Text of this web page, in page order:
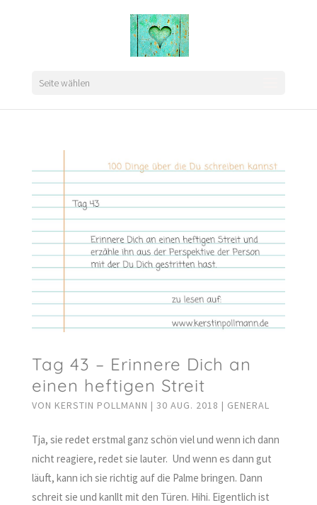
Seite wählen
Tag 43 – Erinnere Dich an
einen heftigen Streit
VON KERSTIN POLLMANN | 30 AUG. 2018 | GENERAL
Tja, sie redet erstmal ganz schön viel und wenn ich dann
nicht reagiere, redet sie lauter. Und wenn es dann gut
läuft, kann ich sie richtig auf die Palme bringen. Dann
schreit sie und kanllt mit den Türen. Hihi. Eigentlich ist